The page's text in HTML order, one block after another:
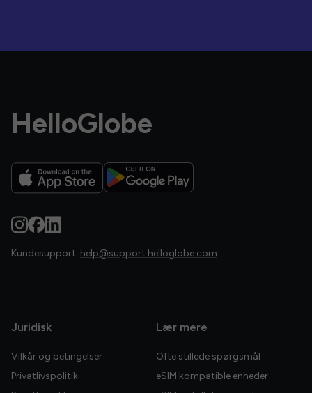
HelloGlobe
Kundesupport: help@support.helloglobe.com
Juridisk
Vilkår og betingelser
Privatlivspolitik
Lær mere
Ofte stillede spørgsmål
eSIM kompatible enheder